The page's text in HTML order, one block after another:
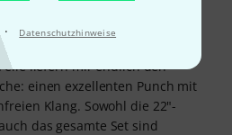
· Datenschutzhinweise
mit ölbasierenden Fellen,
liefern mir endlich den
einen exzellenten Punch mit
Klang. Sowohl die 22"-
das gesamte Set sind